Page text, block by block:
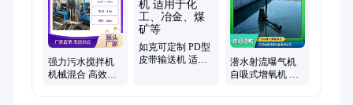
强力污水搅拌机
机械混合 高效节
如克可定制 PD型
皮带输送机 适用
潜水射流曝气机
自吸式增氧机 强